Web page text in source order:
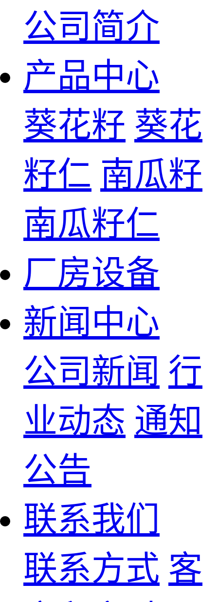
公司简介
产品中心
葵花籽 葵花
籽仁 南瓜籽
南瓜籽仁
厂房设备
新闻中心
公司新闻 行
业动态 通知
公告
联系我们
联系方式 客